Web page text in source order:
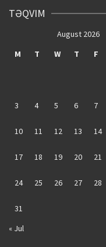
TƏQVIM
August 2026
M
T W T F
3 4 5 6 7
10 11 12 13 14
17 18 19 20 21
24 25 26 27 28
31
« Jul